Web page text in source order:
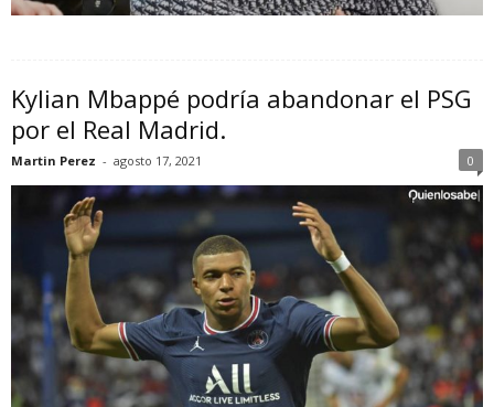
Kylian Mbappé podría abandonar el PSG
por el Real Madrid.
Martin Perez - agosto 17, 2021 0